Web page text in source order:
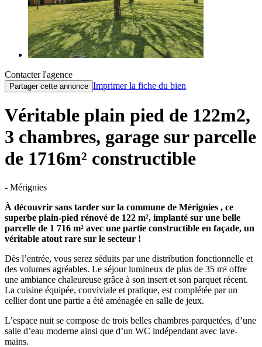
Contacter l'agence
Partager cette annonce Imprimer la fiche du bien
Véritable plain pied de 122m2,
3 chambres, garage sur parcelle
de 1716m² constructible
- Mérignies
À découvrir sans tarder sur la commune de Mérignies , ce
superbe plain-pied rénové de 122 m², implanté sur une belle
parcelle de 1 716 m² avec une partie constructible en façade, un
véritable atout rare sur le secteur !
Dès l’entrée, vous serez séduits par une distribution fonctionnelle et
des volumes agréables. Le séjour lumineux de plus de 35 m² offre
une ambiance chaleureuse grâce à son insert et son parquet récent.
La cuisine équipée, conviviale et pratique, est complétée par un
cellier dont une partie a été aménagée en salle de jeux.
L’espace nuit se compose de trois belles chambres parquetées, d’une
salle d’eau moderne ainsi que d’un WC indépendant avec lave-
mains.